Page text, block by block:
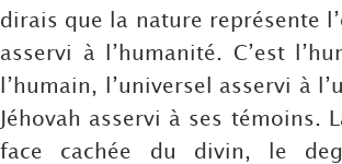
dirais que la nature représente
asservi à l’humanité. C’est
l’humain, l’universel asservi à
Jéhovah asservi à ses témoins.
face cachée du divin, le